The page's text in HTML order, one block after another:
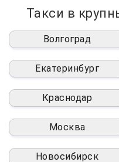
Такси в
Волгоград
Екатеринбург
Краснодар
Москва
Новосибирск